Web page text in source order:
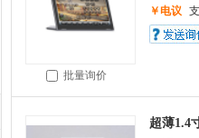
批量询价
￥电议
超薄1.4